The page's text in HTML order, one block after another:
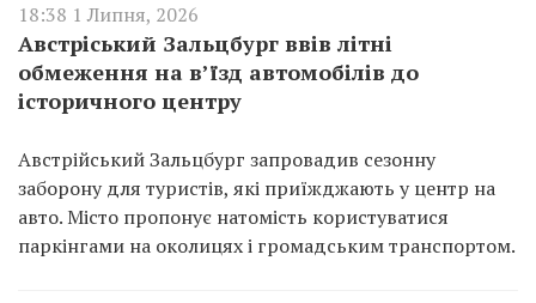
18:38 1 Липня, 2026
Австріський Зальцбург ввів літні
обмеження на в’їзд автомобілів до
історичного центру
Австрійський Зальцбург запровадив сезонну
заборону для туристів, які приїжджають у центр на
авто. Місто пропонує натомість користуватися
паркінгами на околицях і громадським транспортом.